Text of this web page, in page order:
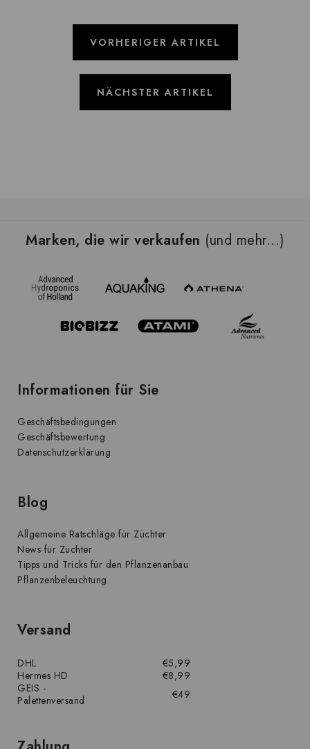
VORHERIGER ARTIKEL
NÄCHSTER ARTIKEL
Marken, die wir verkaufen (und mehr...)
Informationen für Sie
Geschäftsbedingungen
Geschäftsbewertung
Datenschutzerklärung
Blog
Allgemeine Ratschläge für Züchter
News für Züchter
Tipps und Tricks für den Pflanzenanbau
Pflanzenbeleuchtung
Versand
DHL
€5,99
Hermes HD
€8,99
GEIS -
Palettenversand
€49